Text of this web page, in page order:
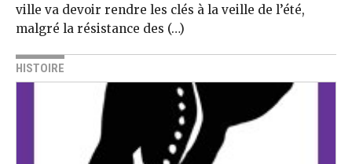
ville va devoir rendre les clés à la veille de l’été,
malgré la résistance des (…)
HISTOIRE